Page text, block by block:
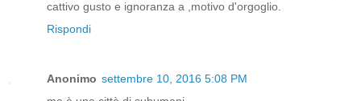
cattivo gusto e ignoranza a ,motivo d'orgoglio.
Rispondi
Anonimo settembre 10, 2016 5:08 PM